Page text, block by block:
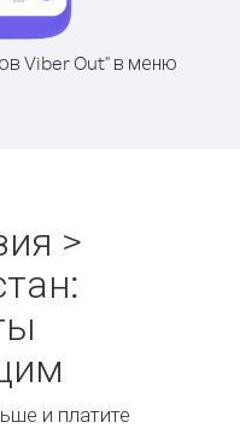
Viber Out" в меню
>
и платите